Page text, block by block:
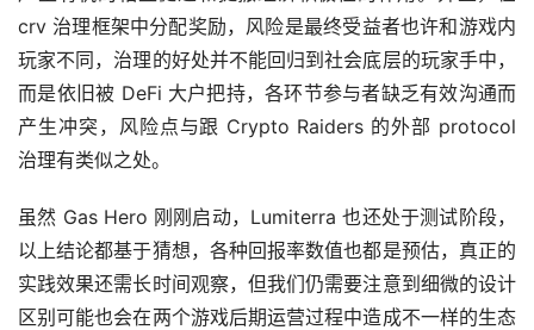
crv 治理框架中分配奖励，风险是最终受益者也许和游戏内
玩家不同，治理的好处并不能回归到社会底层的玩家手中，
而是依旧被 DeFi 大户把持，各环节参与者缺乏有效沟通而
产生冲突，风险点与跟 Crypto Raiders 的外部 protocol
治理有类似之处。
虽然 Gas Hero 刚刚启动，Lumiterra 也还处于测试阶段，
以上结论都基于猜想，各种回报率数值也都是预估，真正的
实践效果还需长时间观察，但我们仍需要注意到细微的设计
区别可能也会在两个游戏后期运营过程中造成不一样的生态